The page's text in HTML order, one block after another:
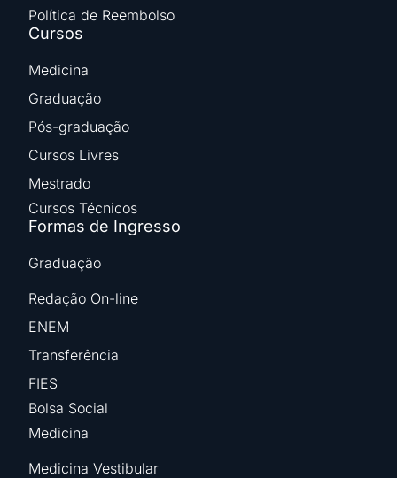
Política de Reembolso
Cursos
Medicina
Graduação
Pós-graduação
Cursos Livres
Mestrado
Cursos Técnicos
Formas de Ingresso
Graduação
Redação On-line
ENEM
Transferência
FIES
Bolsa Social
Medicina
Medicina Vestibular